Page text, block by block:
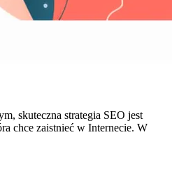
skuteczna strategia SEO jest
chce zaistnieć w Internecie. W